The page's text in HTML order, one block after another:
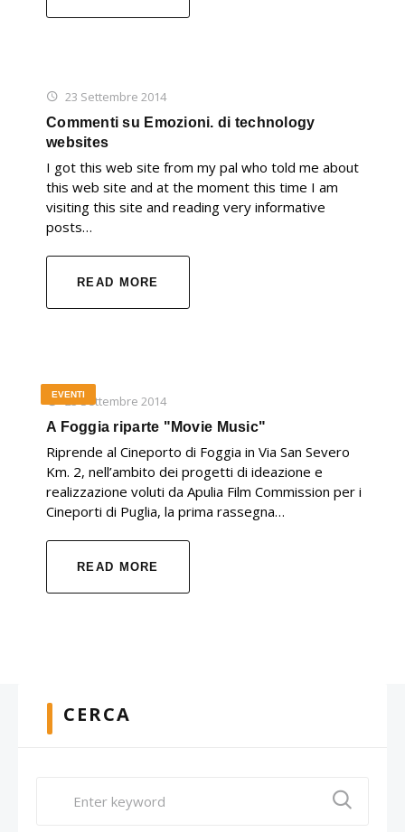
23 Settembre 2014
Commenti su Emozioni. di technology
websites
I got this web site from my pal who told me about
this web site and at the moment this time I am
visiting this site and reading very informative
posts…
READ MORE
23 Settembre 2014
EVENTI
A Foggia riparte "Movie Music"
Riprende al Cineporto di Foggia in Via San Severo
Km. 2, nell’ambito dei progetti di ideazione e
realizzazione voluti da Apulia Film Commission per i
Cineporti di Puglia, la prima rassegna…
READ MORE
CERCA